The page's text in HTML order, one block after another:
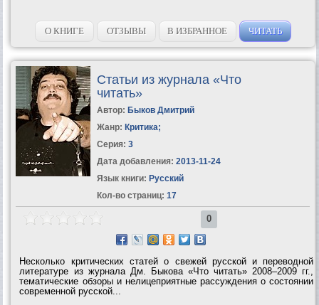
О КНИГЕ ОТЗЫВЫ В ИЗБРАННОЕ ЧИТАТЬ
Статьи из журнала «Что
читать»
Автор: Быков Дмитрий
Жанр: Критика;
Серия: 3
Дата добавления: 2013-11-24
Язык книги: Русский
Кол-во страниц: 17
0
Несколько критических статей о свежей русской и переводной
литературе из журнала Дм. Быкова «Что читать» 2008–2009 гг.,
тематические обзоры и нелицеприятные рассуждения о состоянии
современной русской...